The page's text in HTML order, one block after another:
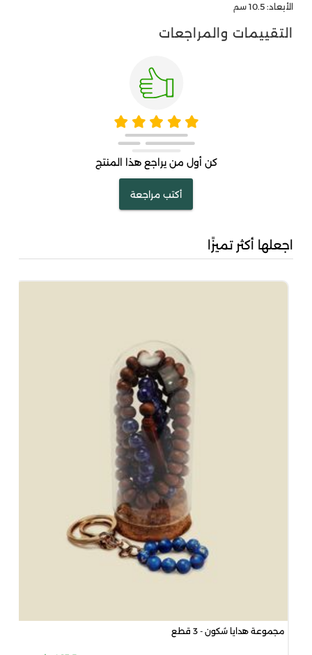
الأبعاد: 10.5 سم
التقييمات والمراجعات
كن أول من يراجع هذا المنتج
أكتب مراجعة
اجعلها أكثر تميزًا
مجموعة هدايا سُكون - 3 قطع